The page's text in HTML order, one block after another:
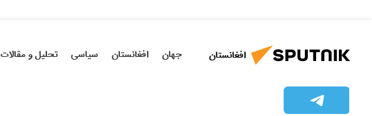
افغانستان جهان افغانستان سیاسی تحلیل و مقالات